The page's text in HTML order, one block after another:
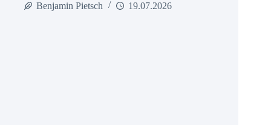
Benjamin Pietsch 19.07.2026